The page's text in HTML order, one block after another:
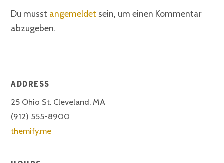
Du musst angemeldet sein, um einen Kommentar
abzugeben.
ADDRESS
25 Ohio St. Cleveland. MA
(912) 555-8900
themify.me